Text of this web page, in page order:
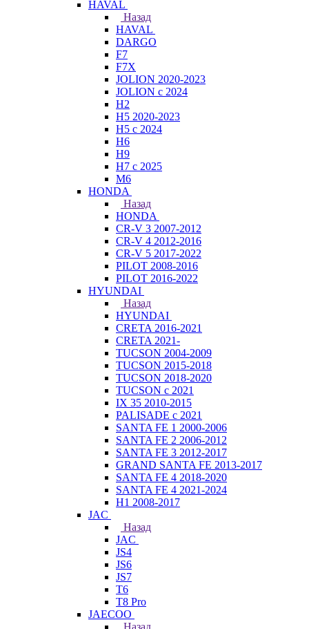
HAVAL
Назад
HAVAL
DARGO
F7
F7X
JOLION 2020-2023
JOLION с 2024
H2
H5 2020-2023
H5 с 2024
H6
H9
H7 с 2025
M6
HONDA
Назад
HONDA
CR-V 3 2007-2012
CR-V 4 2012-2016
CR-V 5 2017-2022
PILOT 2008-2016
PILOT 2016-2022
HYUNDAI
Назад
HYUNDAI
CRETA 2016-2021
CRETA 2021-
TUCSON 2004-2009
TUCSON 2015-2018
TUCSON 2018-2020
TUCSON с 2021
IX 35 2010-2015
PALISADE с 2021
SANTA FE 1 2000-2006
SANTA FE 2 2006-2012
SANTA FE 3 2012-2017
GRAND SANTA FE 2013-2017
SANTA FE 4 2018-2020
SANTA FE 4 2021-2024
H1 2008-2017
JAC
Назад
JAC
JS4
JS6
JS7
T6
T8 Pro
JAECOO
Назад